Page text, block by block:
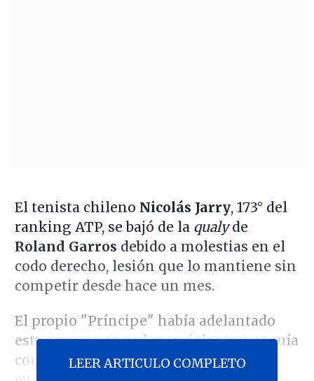
El tenista chileno Nicolás Jarry, 173° del
ranking ATP, se bajó de la qualyde
Roland Garros debido a molestias en el
codo derecho, lesión que lo mantiene sin
competir desde hace un mes.
El propio "Príncipe" había adelantado
esta semana en redes sociales que seguía
con dolores y que, tras varias
LEER ARTICULO COMPLETO